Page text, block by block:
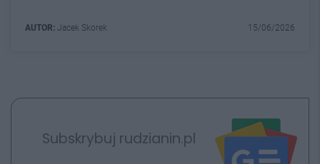
AUTOR: Jacek Skorek 15/06/2026
Subskrybuj rudzianin.pl